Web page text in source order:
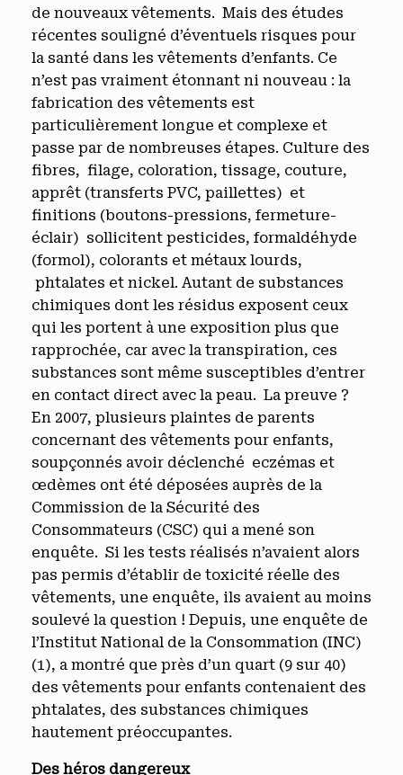
de nouveaux vêtements. Mais des études
récentes souligné d’éventuels risques pour
la santé dans les vêtements d’enfants. Ce
n’est pas vraiment étonnant ni nouveau : la
fabrication des vêtements est
particulièrement longue et complexe et
passe par de nombreuses étapes. Culture des
fibres, filage, coloration, tissage, couture,
apprêt (transferts PVC, paillettes) et
finitions (boutons-pressions, fermeture-
éclair) sollicitent pesticides, formaldéhyde
(formol), colorants et métaux lourds,
phtalates et nickel. Autant de substances
chimiques dont les résidus exposent ceux
qui les portent à une exposition plus que
rapprochée, car avec la transpiration, ces
substances sont même susceptibles d’entrer
en contact direct avec la peau. La preuve ?
En 2007, plusieurs plaintes de parents
concernant des vêtements pour enfants,
soupçonnés avoir déclenché eczémas et
œdèmes ont été déposées auprès de la
Commission de la Sécurité des
Consommateurs (CSC) qui a mené son
enquête. Si les tests réalisés n’avaient alors
pas permis d’établir de toxicité réelle des
vêtements, une enquête, ils avaient au moins
soulevé la question ! Depuis, une enquête de
l’Institut National de la Consommation (INC)
(1), a montré que près d’un quart (9 sur 40)
des vêtements pour enfants contenaient des
phtalates, des substances chimiques
hautement préoccupantes.
Des héros dangereux